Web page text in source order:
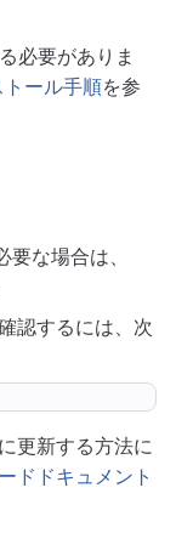
必要がありま
ール手順を参
な場合は、
認するには、次
更新する方法に
ドドキュメント